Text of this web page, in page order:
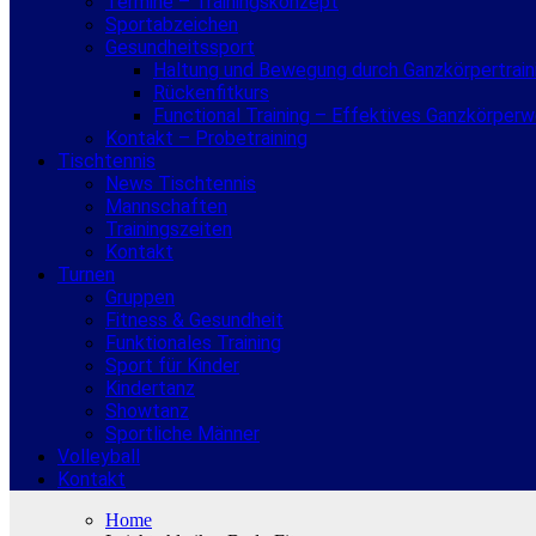
Sportabzeichen
Gesundheitssport
Haltung und Bewegung durch
Rückenfitkurs
Functional Training – Effektives
Kontakt – Probetraining
Tischtennis
News Tischtennis
Mannschaften
Trainingszeiten
Kontakt
Turnen
Gruppen
Fitness & Gesundheit
Funktionales Training
Sport für Kinder
Kindertanz
Showtanz
Sportliche Männer
Volleyball
Kontakt
Home